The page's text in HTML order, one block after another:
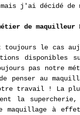
j'ai décidé de
de
toujours le cas
disponibles
pas notre
penser au
travail ! La
la supercherie,
maquillage à